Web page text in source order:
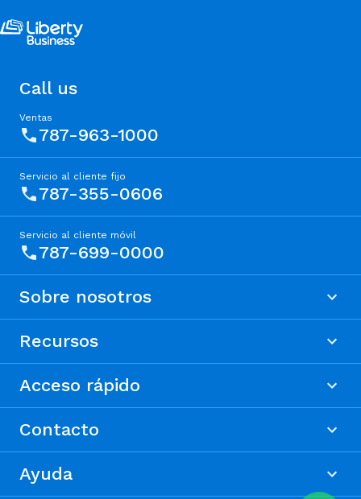
Sobre nosotros
Recursos
Acceso rápido
Contacto
Ayuda
Call us
Ventas
787-963-1000
Servicio al cliente fijo
787-355-0606
Servicio al cliente móvil
787-699-0000